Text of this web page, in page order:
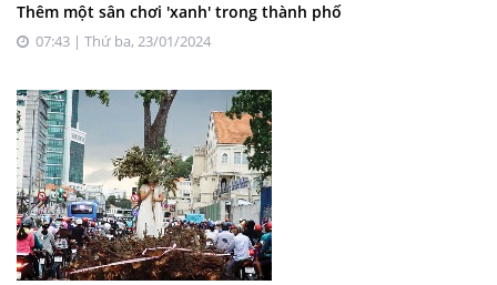
Thêm một sân chơi 'xanh' trong thành phố
07:43 | Thứ ba, 23/01/2024